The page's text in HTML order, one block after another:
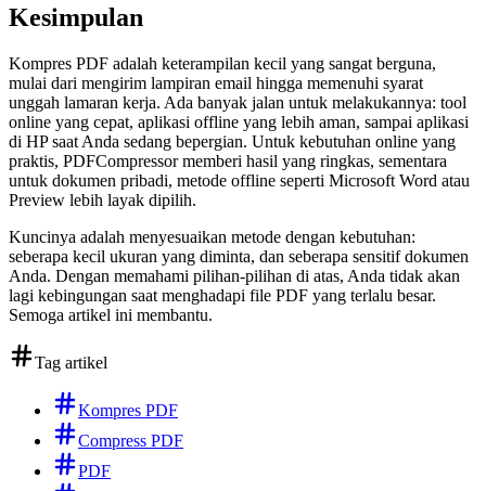
Kesimpulan
Kompres PDF adalah keterampilan kecil yang sangat berguna,
mulai dari mengirim lampiran email hingga memenuhi syarat
unggah lamaran kerja. Ada banyak jalan untuk melakukannya: tool
online yang cepat, aplikasi offline yang lebih aman, sampai aplikasi
di HP saat Anda sedang bepergian. Untuk kebutuhan online yang
praktis, PDFCompressor memberi hasil yang ringkas, sementara
untuk dokumen pribadi, metode offline seperti Microsoft Word atau
Preview lebih layak dipilih.
Kuncinya adalah menyesuaikan metode dengan kebutuhan:
seberapa kecil ukuran yang diminta, dan seberapa sensitif dokumen
Anda. Dengan memahami pilihan-pilihan di atas, Anda tidak akan
lagi kebingungan saat menghadapi file PDF yang terlalu besar.
Semoga artikel ini membantu.
Tag artikel
Kompres PDF
Compress PDF
PDF